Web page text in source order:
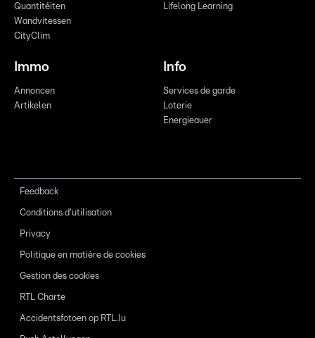
Quantitéiten
Wandvitessen
CityClim
Lifelong Learning
Immo
Annoncen
Artikelen
Info
Services de garde
Loterie
Energieauer
Feedback
Conditions d'utilisation
Privacy
Politique en matière de cookies
Gestion des cookies
RTL Charte
Accidentsfotoen op RTL.lu